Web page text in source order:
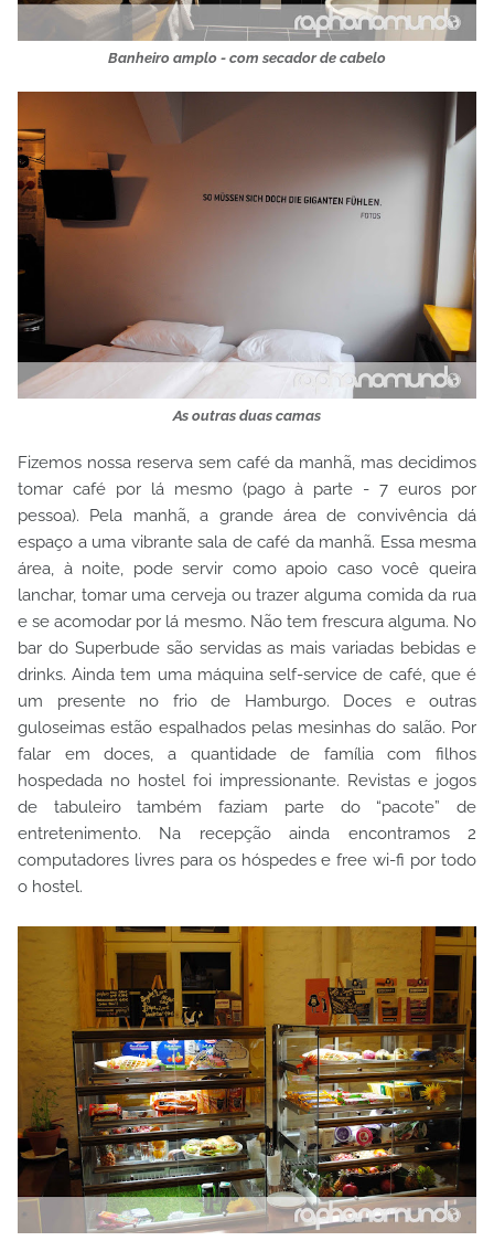
Banheiro amplo - com secador de cabelo
As outras duas camas
Fizemos nossa reserva sem café da manhã, mas decidimos
tomar café por lá mesmo (pago à parte - 7 euros por
pessoa). Pela manhã, a grande área de convivência dá
espaço a uma vibrante sala de café da manhã. Essa mesma
área, à noite, pode servir como apoio caso você queira
lanchar, tomar uma cerveja ou trazer alguma comida da rua
e se acomodar por lá mesmo. Não tem frescura alguma. No
bar do Superbude são servidas as mais variadas bebidas e
drinks. Ainda tem uma máquina self-service de café, que é
um presente no frio de Hamburgo. Doces e outras
guloseimas estão espalhados pelas mesinhas do salão. Por
falar em doces, a quantidade de família com filhos
hospedada no hostel foi impressionante. Revistas e jogos
de tabuleiro também faziam parte do “pacote” de
entretenimento. Na recepção ainda encontramos 2
computadores livres para os hóspedes e free wi-fi por todo
o hostel.